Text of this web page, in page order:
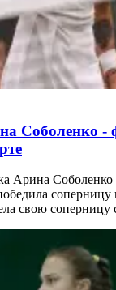
Соболенко -
Арина Соболенко
свою соперницу